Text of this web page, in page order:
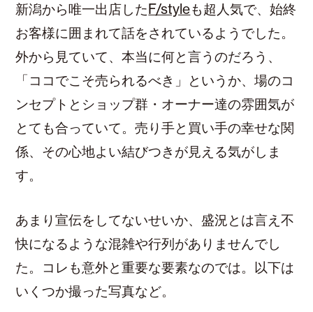
新潟から唯一出店したF/styleも超人気で、始終
お客様に囲まれて話をされているようでした。
外から見ていて、本当に何と言うのだろう、
「ココでこそ売られるべき」というか、場のコ
ンセプトとショップ群・オーナー達の雰囲気が
とても合っていて。売り手と買い手の幸せな関
係、その心地よい結びつきが見える気がしま
す。
あまり宣伝をしてないせいか、盛況とは言え不
快になるような混雑や行列がありませんでし
た。コレも意外と重要な要素なのでは。以下は
いくつか撮った写真など。